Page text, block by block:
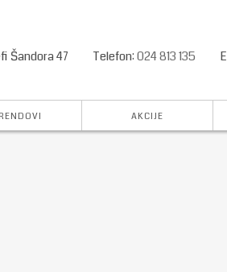
AKCIJE
Telefon:024 813 135
Šandora 47